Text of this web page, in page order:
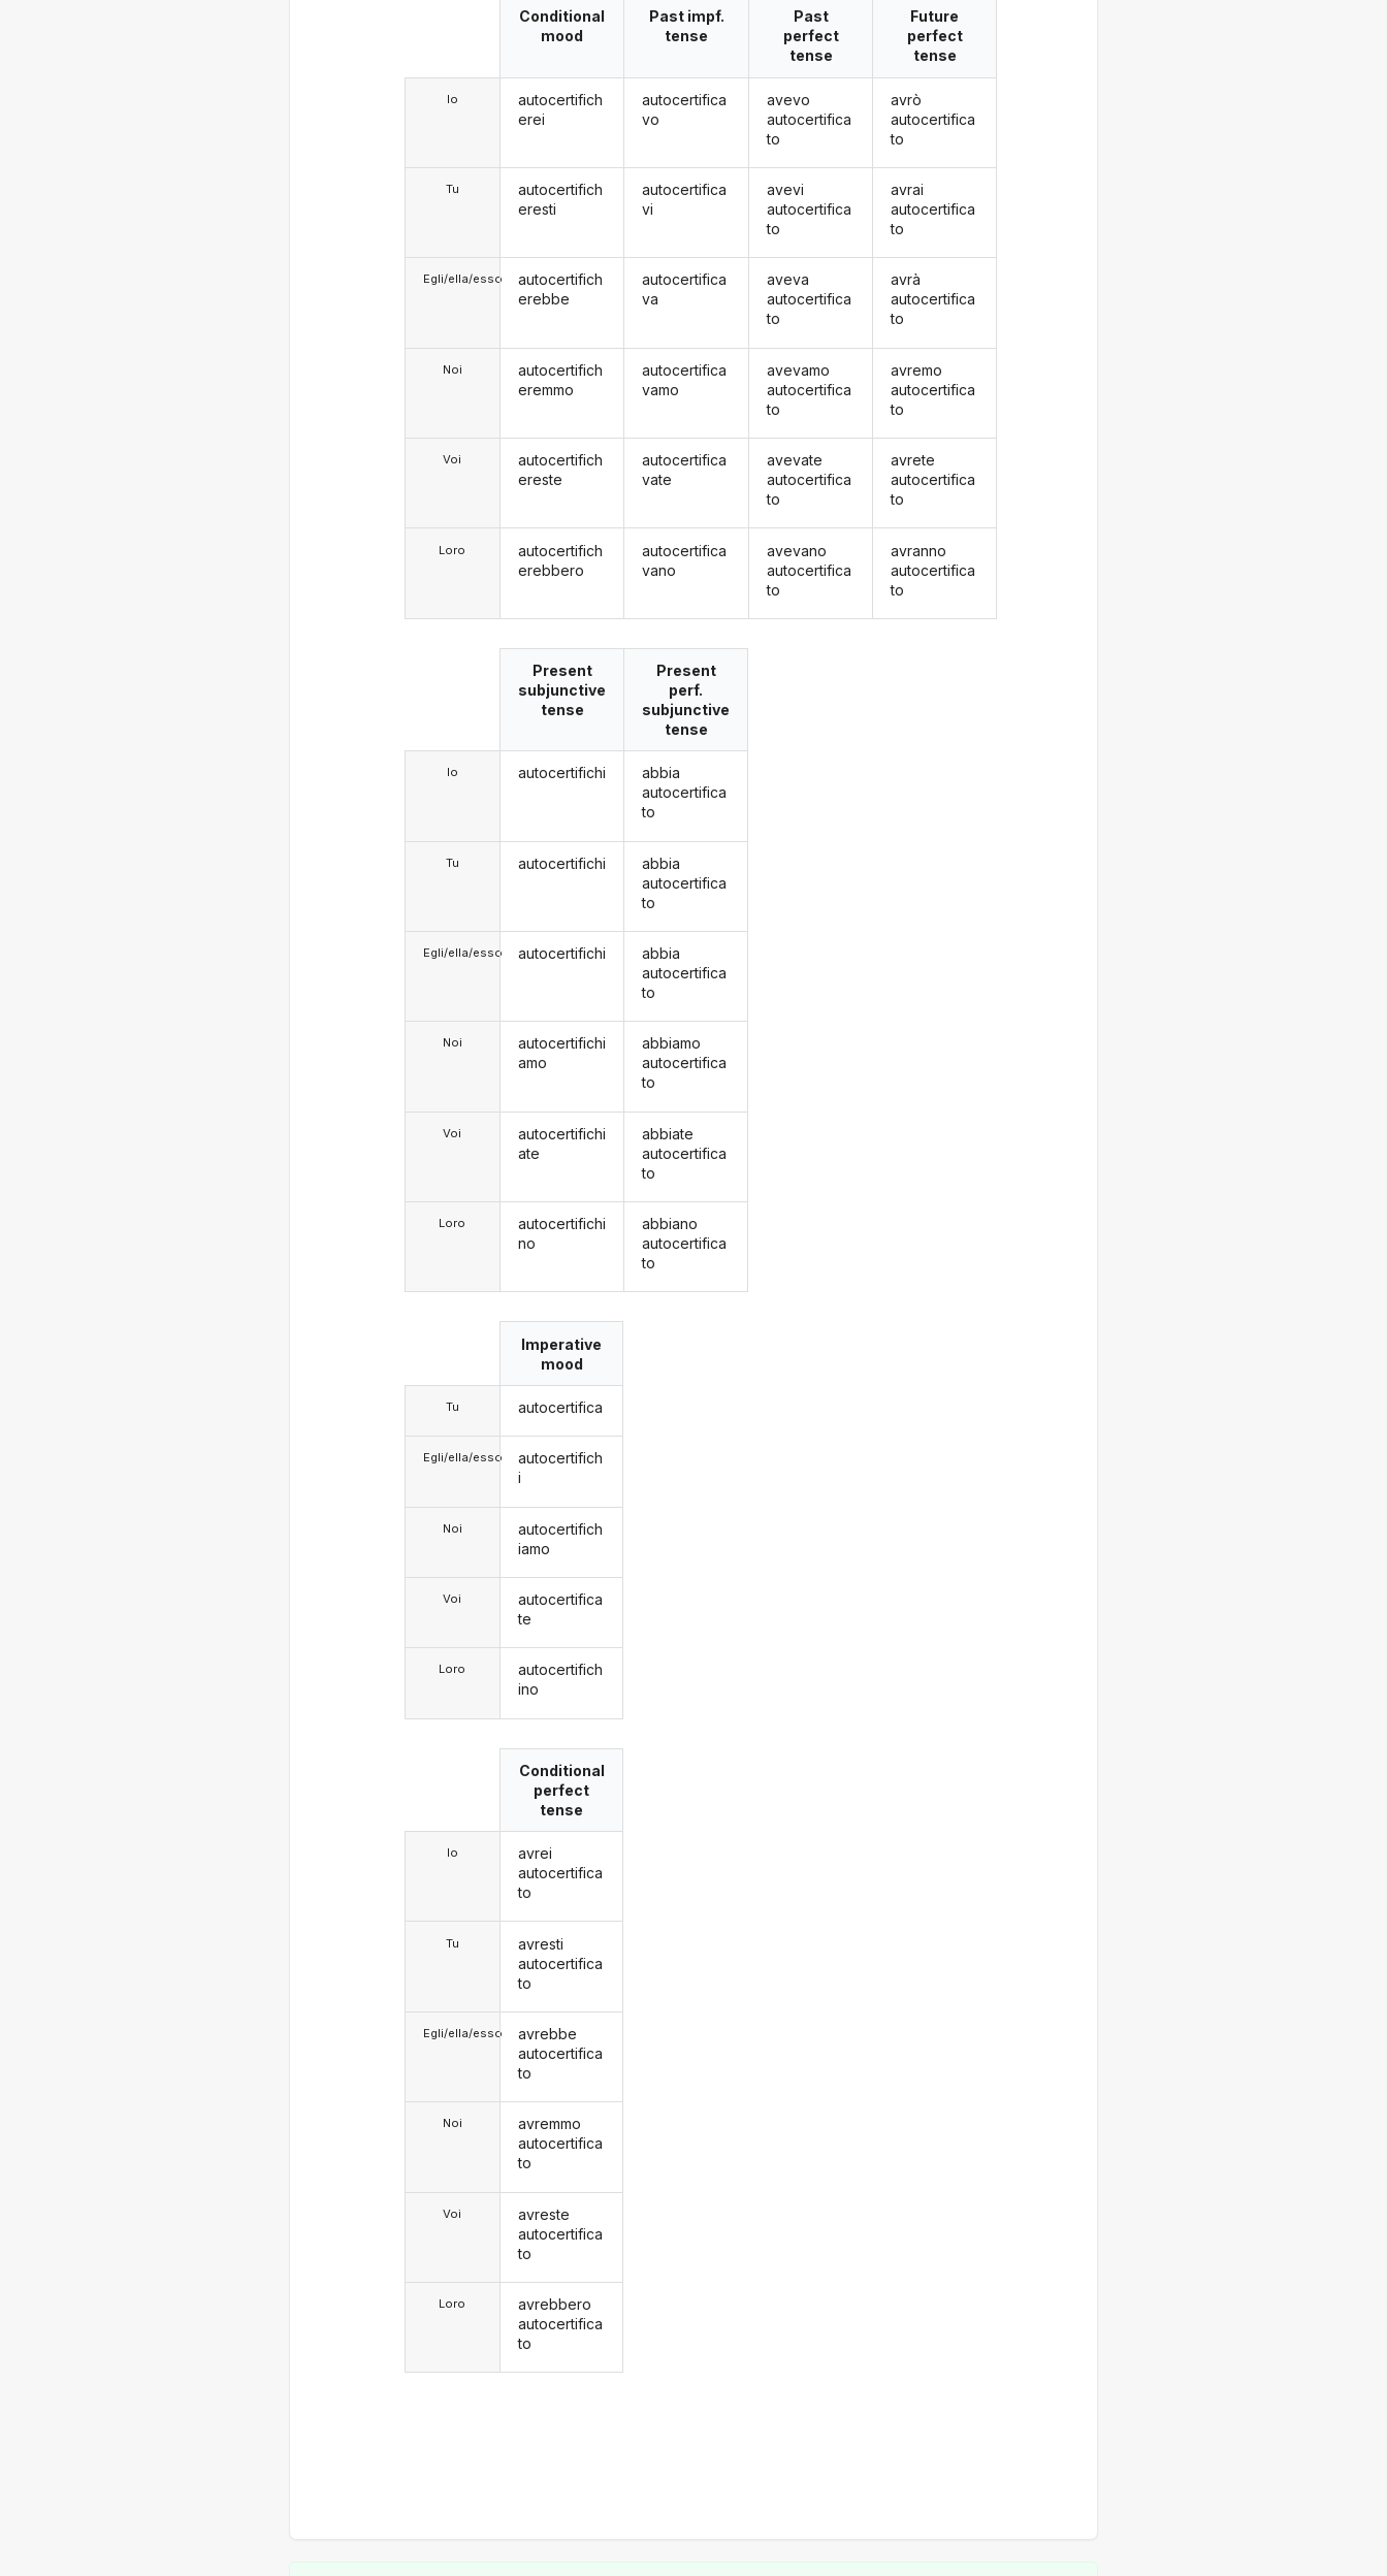
Io
Tu
Egli/ella/esso
Noi
Voi
Loro
Conditional
mood
autocertifich
erei
autocertifich
eresti
autocertifich
erebbe
autocertifich
eremmo
autocertifich
ereste
autocertifich
erebbero
Past impf.
tense
autocertifica
vo
autocertifica
vi
autocertifica
va
autocertifica
vamo
autocertifica
vate
autocertifica
vano
Past
perfect
tense
avevo
autocertifica
to
avevi
autocertifica
to
aveva
autocertifica
to
avevamo
autocertifica
to
avevate
autocertifica
to
avevano
autocertifica
to
Future
perfect
tense
avrò
autocertifica
to
avrai
autocertifica
to
avrà
autocertifica
to
avremo
autocertifica
to
avrete
autocertifica
to
avranno
autocertifica
to
Io
Tu
Egli/ella/esso
Noi
Voi
Loro
Present
subjunctive
tense
autocertifichi
autocertifichi
autocertifichi
autocertifichi
amo
autocertifichi
ate
autocertifichi
no
Present
perf.
subjunctive
tense
abbia
autocertifica
to
abbia
autocertifica
to
abbia
autocertifica
to
abbiamo
autocertifica
to
abbiate
autocertifica
to
abbiano
autocertifica
to
Tu
Egli/ella/esso
Noi
Voi
Loro
Imperative
mood
autocertifica
autocertifich
i
autocertifich
iamo
autocertifica
te
autocertifich
ino
Io
Tu
Egli/ella/esso
Noi
Voi
Loro
Conditional
perfect
tense
avrei
autocertifica
to
avresti
autocertifica
to
avrebbe
autocertifica
to
avremmo
autocertifica
to
avreste
autocertifica
to
avrebbero
autocertifica
to